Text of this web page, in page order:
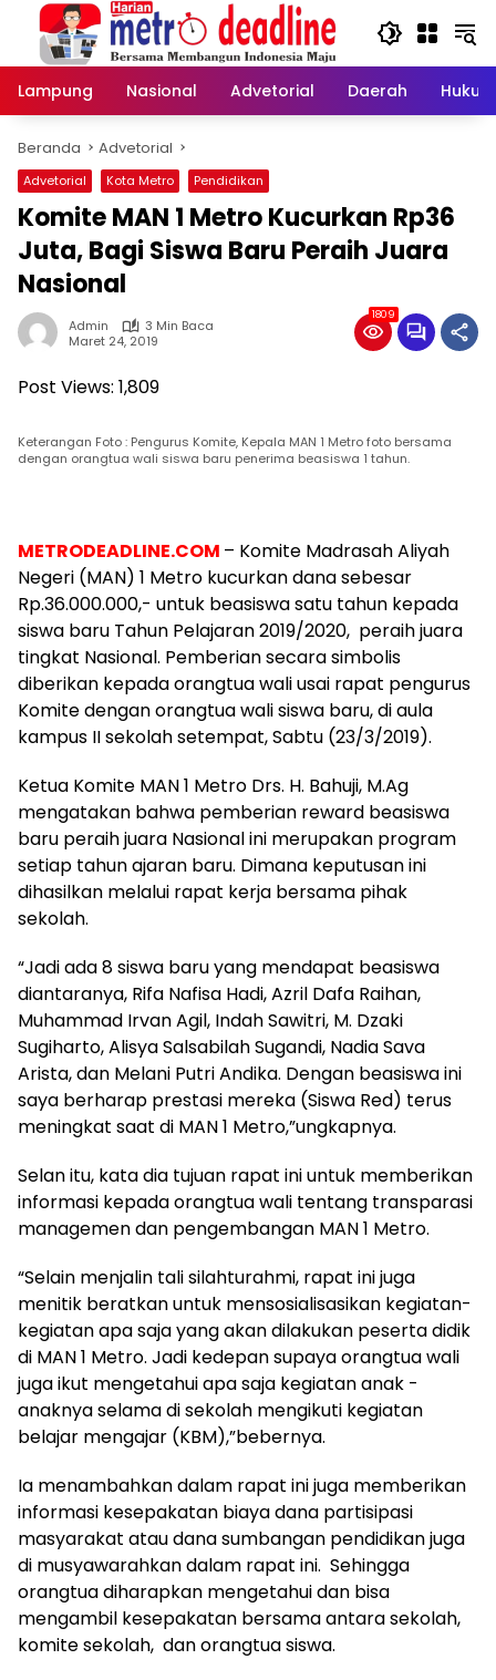
Langsung
konten
Lampung
Nasional Advetorial Daerah Hukum
Beranda Advetorial
Advetorial Kota Metro Pendidikan
Komite MAN 1 Metro Kucurkan Rp36
Juta, Bagi Siswa Baru Peraih Juara
Nasional
Admin
3 Min Baca
Maret 24, 2019
1809
Post Views: 1,809
Keterangan Foto : Pengurus Komite, Kepala MAN 1 Metro foto bersama
dengan orangtua wali siswa baru penerima beasiswa 1 tahun.
METRODEADLINE.COM – Komite Madrasah Aliyah
Negeri (MAN) 1 Metro kucurkan dana sebesar
Rp.36.000.000,- untuk beasiswa satu tahun kepada
siswa baru Tahun Pelajaran 2019/2020, peraih juara
tingkat Nasional. Pemberian secara simbolis
diberikan kepada orangtua wali usai rapat pengurus
Komite dengan orangtua wali siswa baru, di aula
kampus II sekolah setempat, Sabtu (23/3/2019).
Ketua Komite MAN 1 Metro Drs. H. Bahuji, M.Ag
mengatakan bahwa pemberian reward beasiswa
baru peraih juara Nasional ini merupakan program
setiap tahun ajaran baru. Dimana keputusan ini
dihasilkan melalui rapat kerja bersama pihak
sekolah.
“Jadi ada 8 siswa baru yang mendapat beasiswa
diantaranya, Rifa Nafisa Hadi, Azril Dafa Raihan,
Muhammad Irvan Agil, Indah Sawitri, M. Dzaki
Sugiharto, Alisya Salsabilah Sugandi, Nadia Sava
Arista, dan Melani Putri Andika. Dengan beasiswa ini
saya berharap prestasi mereka (Siswa Red) terus
meningkat saat di MAN 1 Metro,”ungkapnya.
Selan itu, kata dia tujuan rapat ini untuk memberikan
informasi kepada orangtua wali tentang transparasi
managemen dan pengembangan MAN 1 Metro.
“Selain menjalin tali silahturahmi, rapat ini juga
menitik beratkan untuk mensosialisasikan kegiatan-
kegiatan apa saja yang akan dilakukan peserta didik
di MAN 1 Metro. Jadi kedepan supaya orangtua wali
juga ikut mengetahui apa saja kegiatan anak -
anaknya selama di sekolah mengikuti kegiatan
belajar mengajar (KBM),”bebernya.
Ia menambahkan dalam rapat ini juga memberikan
informasi kesepakatan biaya dana partisipasi
masyarakat atau dana sumbangan pendidikan juga
di musyawarahkan dalam rapat ini. Sehingga
orangtua diharapkan mengetahui dan bisa
mengambil kesepakatan bersama antara sekolah,
komite sekolah, dan orangtua siswa.